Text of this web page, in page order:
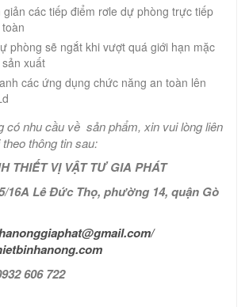
các tiếp điểm rơle dự phòng trực tiếp
phòng sẽ ngắt khi vượt quá giới hạn mặc
xuất
các ứng dụng chức năng an toàn lên
có nhu cầu về sản phẩm, xin vui lòng liên
thông tin sau:
THIẾT VỊ VẬT TƯ GIA PHÁT
16A Lê Đức Thọ, phường 14, quận Gò
606 722